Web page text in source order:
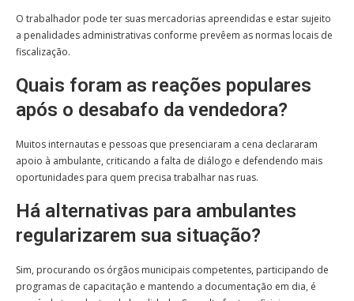
O trabalhador pode ter suas mercadorias apreendidas e estar sujeito
a penalidades administrativas conforme prevêem as normas locais de
fiscalização.
Quais foram as reações populares
após o desabafo da vendedora?
Muitos internautas e pessoas que presenciaram a cena declararam
apoio à ambulante, criticando a falta de diálogo e defendendo mais
oportunidades para quem precisa trabalhar nas ruas.
Há alternativas para ambulantes
regularizarem sua situação?
Sim, procurando os órgãos municipais competentes, participando de
programas de capacitação e mantendo a documentação em dia, é